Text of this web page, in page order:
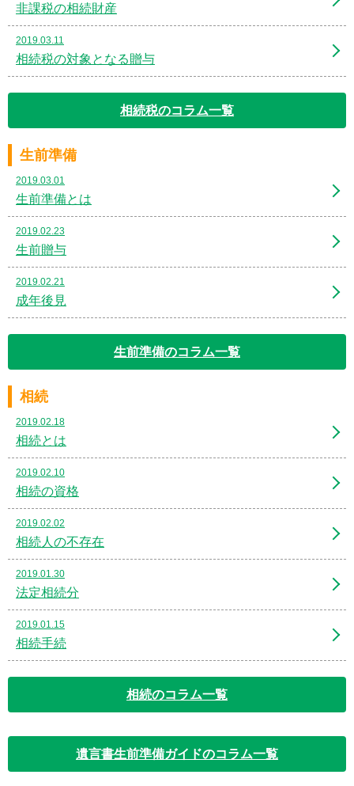
非課税の相続財産
2019.03.11
相続税の対象となる贈与
相続税のコラム一覧
生前準備
2019.03.01
生前準備とは
2019.02.23
生前贈与
2019.02.21
成年後見
生前準備のコラム一覧
相続
2019.02.18
相続とは
2019.02.10
相続の資格
2019.02.02
相続人の不存在
2019.01.30
法定相続分
2019.01.15
相続手続
相続のコラム一覧
遺言書生前準備ガイドのコラム一覧